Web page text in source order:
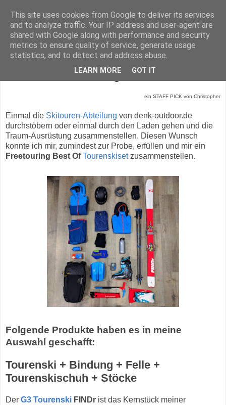
Dienstag, 17. Dezember 2019
Tourenski Ausrüstung - STAFF PICK
ein STAFF PICK von Christopher
Einmal die Skitouren-Abteilung von denk-outdoor.de
durchstöbern oder einmal durch den Laden gehen und die
Traum-Ausrüstung zusammenstellen. Diesen Wunsch
konnte ich mir, zumindest zur Probe, erfüllen und mir ein
Freetouring Best Of Tourenskiset zusammenstellen.
Folgende Produkte haben es in meine
Auswahl geschafft:
Tourenski + Bindung + Felle +
Tourenskischuh + Stöcke
Der G3 Tourenski FINDr ist das Kernstück meiner
This site uses cookies from Google to deliver its services
and to analyze traffic. Your IP address and user-agent are
shared with Google along with performance and security
metrics to ensure quality of service, generate usage
statistics, and to detect and address abuse.
LEARN MORE GOT IT